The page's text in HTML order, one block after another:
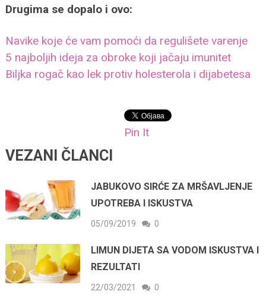
Drugima se dopalo i ovo:
Navike koje će vam pomoći da regulišete varenje
5 najboljih ideja za obroke koji jačaju imunitet
Biljka rogač kao lek protiv holesterola i dijabetesa
Pin It
VEZANI ČLANCI
JABUKOVO SIRĆE ZA MRŠAVLJENJE
UPOTREBA I ISKUSTVA
05/09/2019 0
LIMUN DIJETA SA VODOM ISKUSTVA I
REZULTATI
22/03/2021 0